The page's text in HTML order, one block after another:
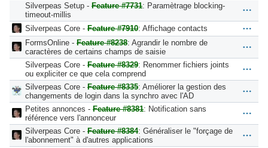
Silverpeas Setup - Feature #7731: Paramètrage blocking-
timeout-millis
Silverpeas Core - Feature #7910: Affichage contacts
FormsOnline - Feature #8238: Agrandir le nombre de
caractères de certains champs de saisie
Silverpeas Core - Feature #8329: Renommer fichiers joints
ou expliciter ce que cela comprend
Silverpeas Core - Feature #8335: Améliorer la gestion des
changements de login dans la synchro avec l'AD
Petites annonces - Feature #8381: Notification sans
référence vers l'annonceur
Silverpeas Core - Feature #8384: Généraliser le "forçage de
l'abonnement" à d'autres applications